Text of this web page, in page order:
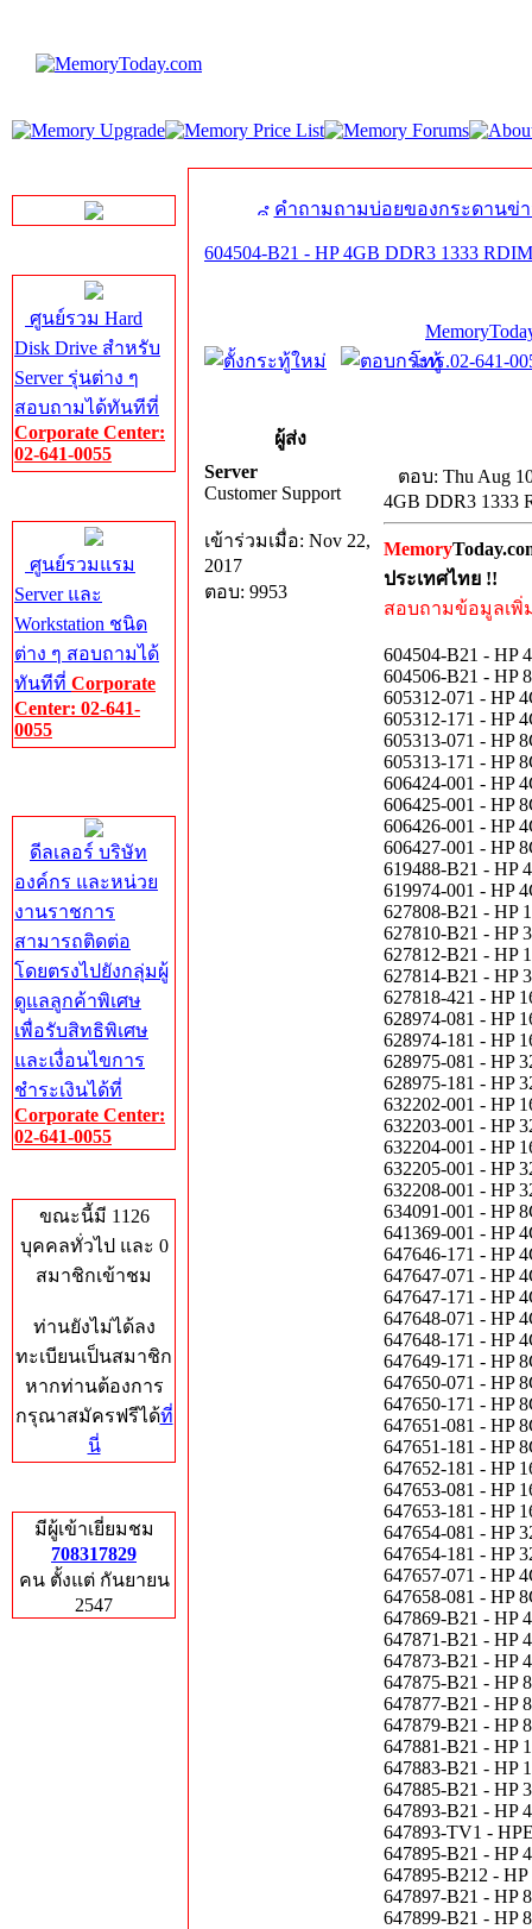
ศูนย์รวม Hard
Disk Drive สำหรับ
Server รุ่นต่าง ๆ
สอบถามได้ทันทีที่
Corporate Center:
02-641-0055
ศูนย์รวมแรม
Server และ
Workstation ชนิด
ต่าง ๆ สอบถามได้
ทันทีที่ Corporate
Center: 02-641-
0055
ดีลเลอร์ บริษัท
องค์กร และหน่วย
งานราชการ
สามารถติดต่อ
โดยตรงไปยังกลุ่มผู้
ดูแลลูกค้าพิเศษ
เพื่อรับสิทธิพิเศษ
และเงื่อนไขการ
ชำระเงินได้ที่
Corporate Center:
02-641-0055
ขณะนี้มี 1126
บุคคลทั่วไป และ 0
สมาชิกเข้าชม
ท่านยังไม่ได้ลง
ทะเบียนเป็นสมาชิก
หากท่านต้องการ
กรุณาสมัครฟรีได้ที่
นี่
มีผู้เข้าเยี่ยมชม
708317829
คน ตั้งแต่ กันยายน
2547
คำถามถามบ่อยของกระดานข่
604504-B21 - HP 4GB DDR3 1333
โทร.02-641-
ผู้ส่ง
Server
Customer Support
เข้าร่วมเมื่อ: Nov 22,
2017
ตอบ: 9953
ตอบ: Thu Aug
4GB DDR3 1333
Memory
ประเทศไทย !!
สอบถามข้อมูลเพิ่
604504-B21 - HP
604506-B21 - HP
605312-071 - HP
605312-171 - HP
605313-071 - HP
605313-171 - HP
606424-001 - HP
606425-001 - HP
606426-001 - HP
606427-001 - HP
619488-B21 - HP
619974-001 - HP
627808-B21 - HP
627810-B21 - HP
627812-B21 - HP
627814-B21 - HP
627818-421 - HP
628974-081 - HP
628974-181 - HP
628975-081 - HP
628975-181 - HP
632202-001 - HP
632203-001 - HP
632204-001 - HP
632205-001 - HP
632208-001 - HP
634091-001 - HP
641369-001 - HP
647646-171 - HP
647647-071 - HP
647647-171 - HP
647648-071 - HP
647648-171 - HP
647649-171 - HP
647650-071 - HP
647650-171 - HP
647651-081 - HP
647651-181 - HP
647652-181 - HP
647653-081 - HP
647653-181 - HP
647654-081 - HP
647654-181 - HP
647657-071 - HP
647658-081 - HP
647869-B21 - HP
647871-B21 - HP
647873-B21 - HP
647875-B21 - HP
647877-B21 - HP
647879-B21 - HP
647881-B21 - HP
647883-B21 - HP
647885-B21 - HP
647893-B21 - HP
647893-TV1 -
647895-B21 - HP
647895-B212 -
647897-B21 - HP
647899-B21 - HP